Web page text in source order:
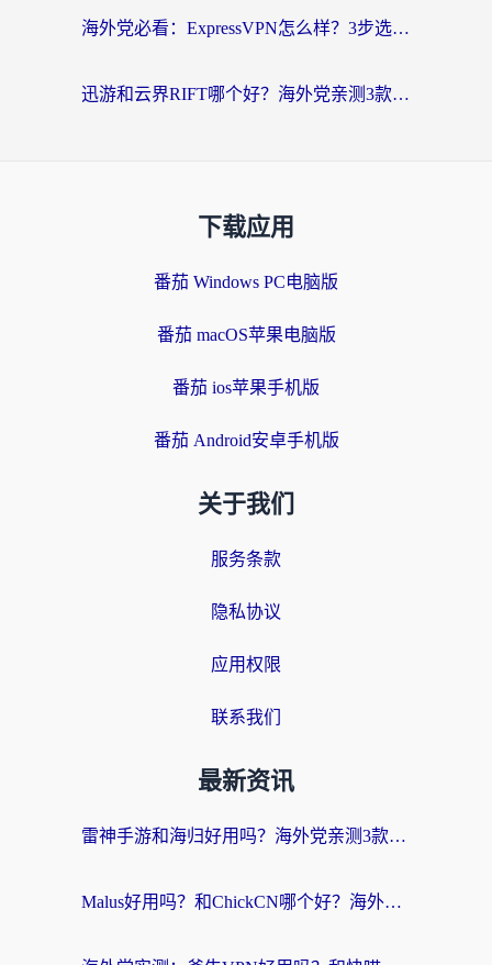
海外党必看：ExpressVPN怎么样？3步选对回国加速器，无缝刷国内剧玩手游
迅游和云界RIFT哪个好？海外党亲测3款回国加速器，教你无缝刷国内剧玩游戏
下载应用
番茄 Windows PC电脑版
番茄 macOS苹果电脑版
番茄 ios苹果手机版
番茄 Android安卓手机版
关于我们
服务条款
隐私协议
应用权限
联系我们
最新资讯
雷神手游和海归好用吗？海外党亲测3款热门回国加速器+番茄加速器深度体验
Malus好用吗？和ChickCN哪个好？海外党亲测：选对回国加速器，追剧游戏不卡顿